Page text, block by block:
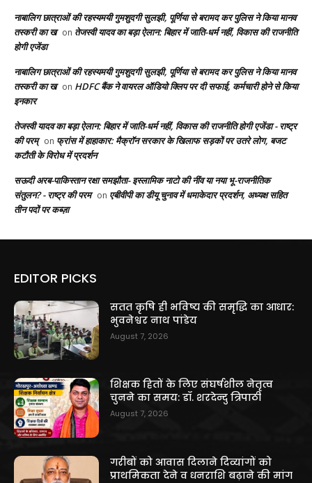
नाबालिग छात्राओं की रहस्यमयी गुमशुदगी सुलझी, पूर्णिया से बरामद कर पुलिस ने किया मानव
तस्करी का ख on तेजस्वी यादव का बड़ा ऐलान: बिहार में जाति-धर्म नहीं, विकास की राजनीति
होगी एजेंडा
नाबालिग छात्राओं की रहस्यमयी गुमशुदगी सुलझी, पूर्णिया से बरामद कर पुलिस ने किया मानव
तस्करी का ख on HDFC बैंक ने वायरल ऑडियो क्लिप पर दी सफाई, कर्मचारी होने से किया
इनकार
तेजस्वी यादव का बड़ा ऐलान: बिहार में जाति-धर्म नहीं, विकास की राजनीति होगी एजेंडा - राष्ट्र
की परम् on फ्रांस में हाहाकार: मैक्रॉन सरकार के खिलाफ सड़कों पर उतरे लोग, बजट
कटौती के विरोध में प्रदर्शन
सऊदी अरब-पाकिस्तान रक्षा समझौता- इस्लामिक नाटो की नींव या नया भू-राजनीतिक
संतुलन? - राष्ट्र की परम on एबीवीपी का डीयू चुनाव में धमाकेदार प्रदर्शन, अध्यक्ष सहित
तीन पदों पर कब्ज़ा
EDITOR PICKS
सतत कृषि ही भविष्य की समृद्धि का आधार:
भुवनेश्वर नाथ पांडेय
August 7, 2026
शिक्षक हितों के लिए संघर्षशील नेतृत्व
चुनने का समय: डॉ. शरदेन्दु त्रिपाठी
August 7, 2026
गरीबों को आवास दिलाने दिव्यांगों को
प्राथमिकता देने व धनराशि बढ़ाने की मांग